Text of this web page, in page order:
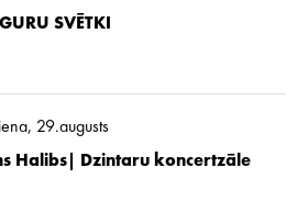
SVĒTKI
29.augusts
Halibs| Dzintaru koncertzāle